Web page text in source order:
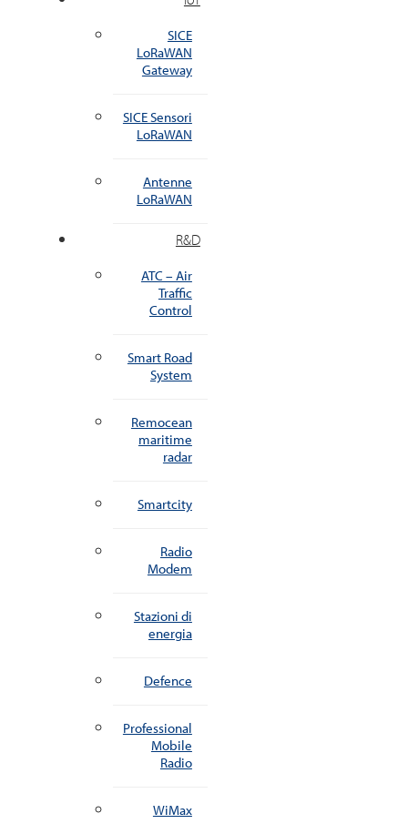
SICE
LoRaWAN
Gateway
SICE Sensori
LoRaWAN
Antenne
LoRaWAN
R&D
ATC – Air
Traffic
Control
Smart Road
System
Remocean
maritime
radar
Smartcity
Radio
Modem
Stazioni di
energia
Defence
Professional
Mobile
Radio
WiMax